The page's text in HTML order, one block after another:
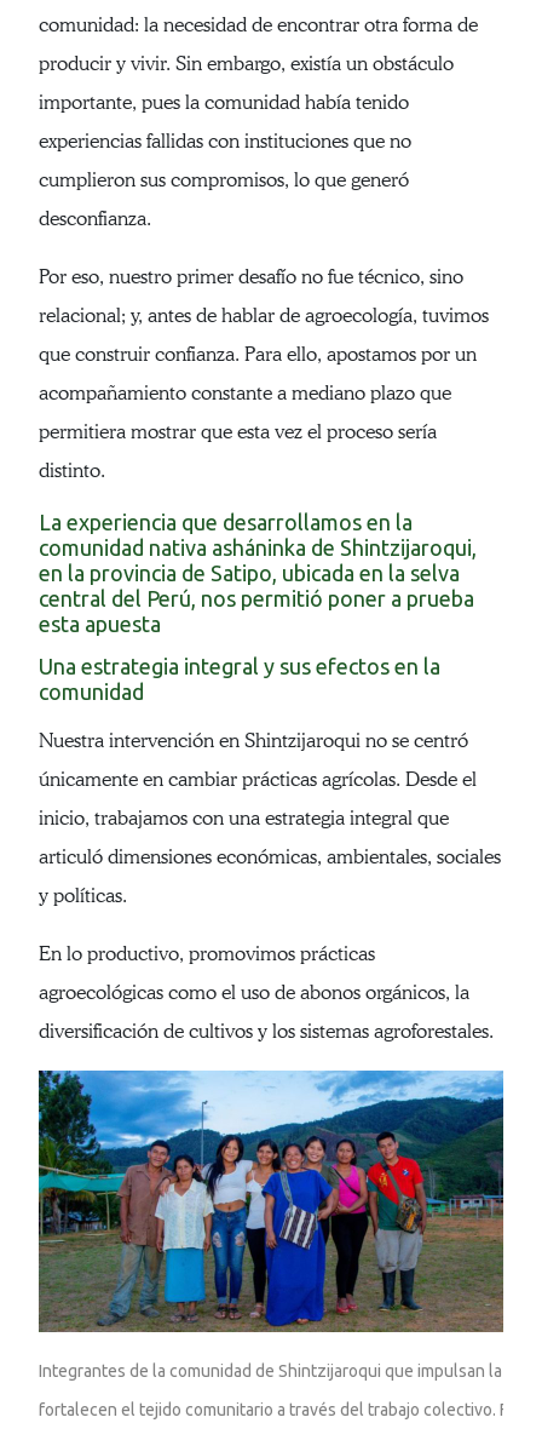
comunidad: la necesidad de encontrar otra forma de
producir y vivir. Sin embargo, existía un obstáculo
importante, pues la comunidad había tenido
experiencias fallidas con instituciones que no
cumplieron sus compromisos, lo que generó
desconfianza.
Por eso, nuestro primer desafío no fue técnico, sino
relacional; y, antes de hablar de agroecología, tuvimos
que construir confianza. Para ello, apostamos por un
acompañamiento constante a mediano plazo que
permitiera mostrar que esta vez el proceso sería
distinto.
La experiencia que desarrollamos en la
comunidad nativa asháninka de Shintzijaroqui,
en la provincia de Satipo, ubicada en la selva
central del Perú, nos permitió poner a prueba
esta apuesta
Una estrategia integral y sus efectos en la
comunidad
Nuestra intervención en Shintzijaroqui no se centró
únicamente en cambiar prácticas agrícolas. Desde el
inicio, trabajamos con una estrategia integral que
articuló dimensiones económicas, ambientales, sociales
y políticas.
En lo productivo, promovimos prácticas
agroecológicas como el uso de abonos orgánicos, la
diversificación de cultivos y los sistemas agroforestales.
Integrantes de la comunidad de Shintzijaroqui que impulsan la
fortalecen el tejido comunitario a través del trabajo colectivo.